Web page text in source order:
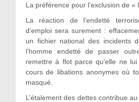
La préférence pour l’exclusion de «
La réaction de l’endetté
d’emploi sera surement :
un fichier national des incidents
l’homme endetté de passer
remettre à flot parce qu’elle ne
cours de libations anonymes où
masqué.
L’étalement des dettes contribue